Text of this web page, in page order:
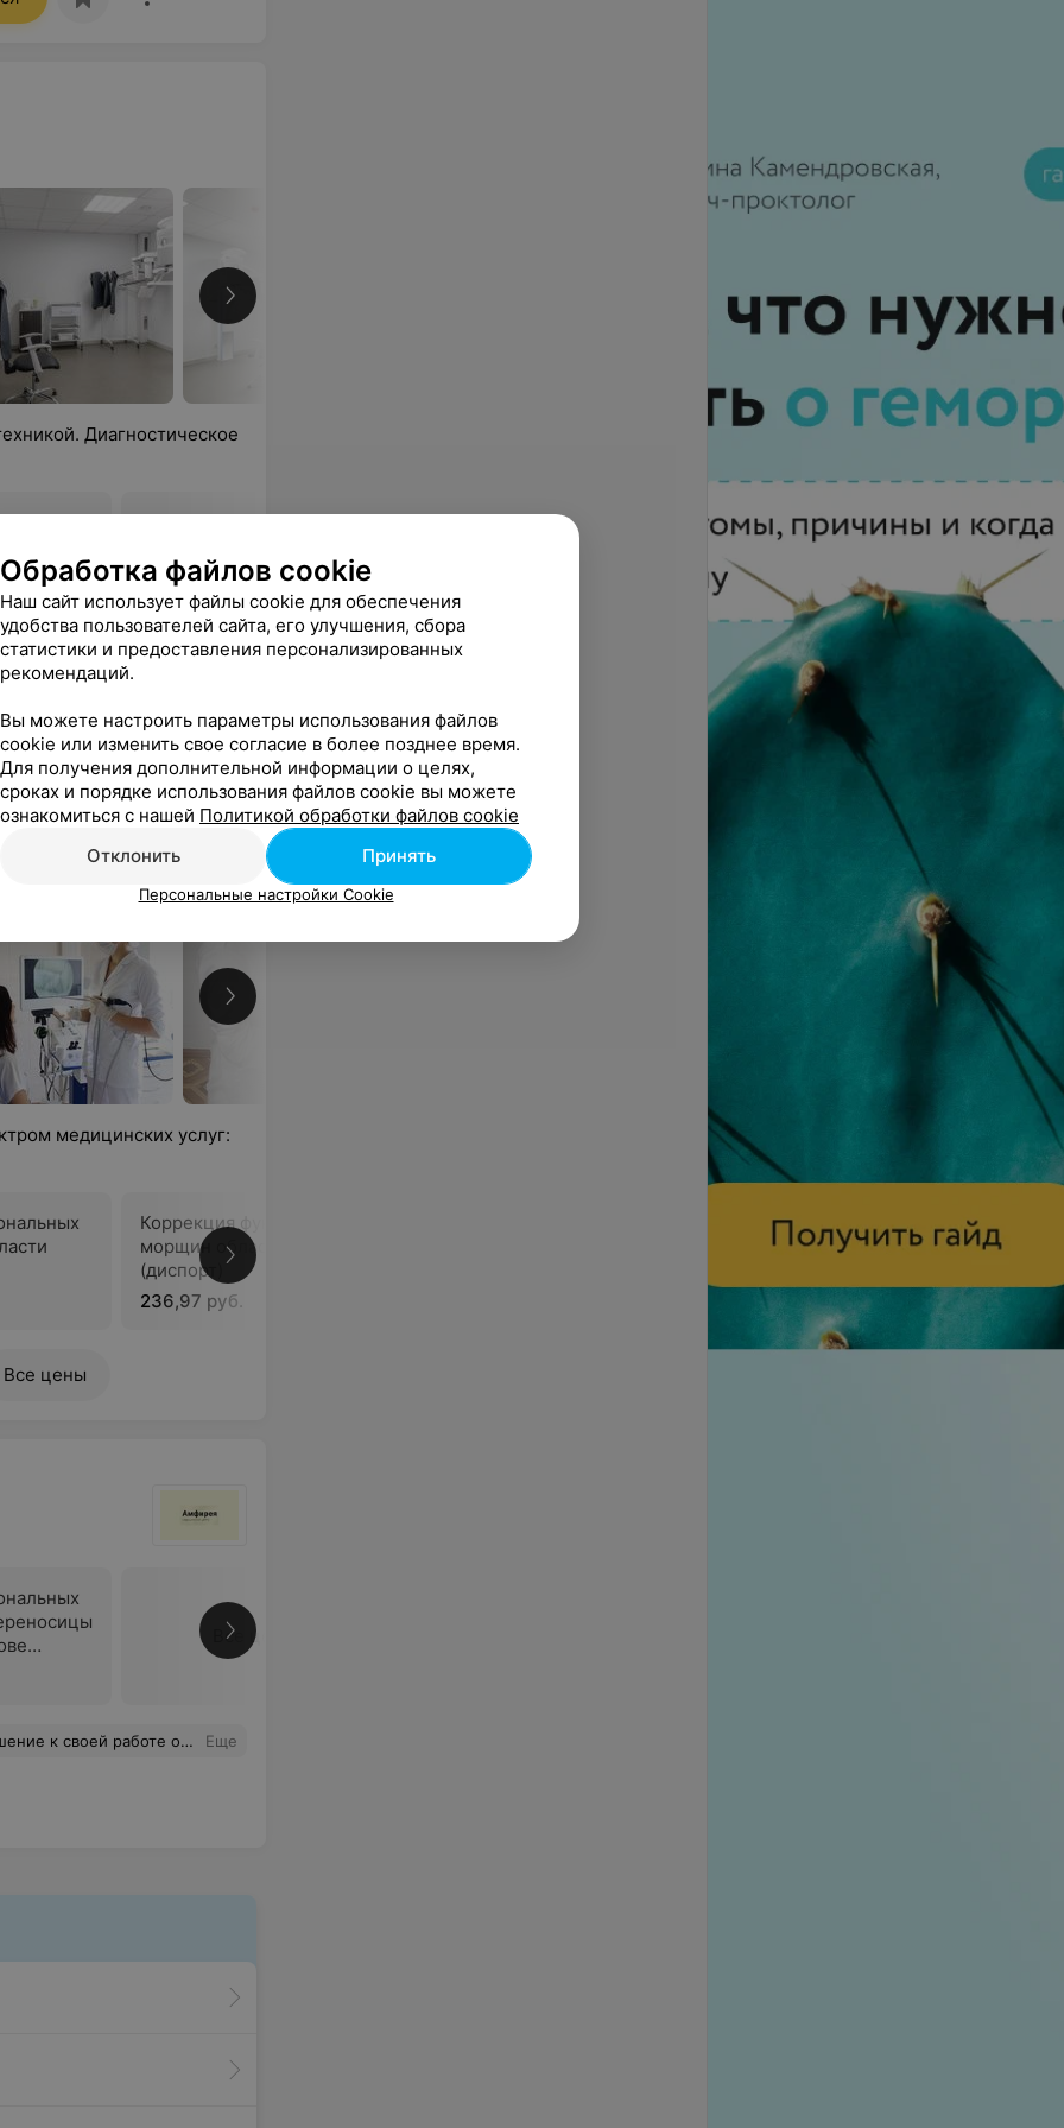
Подробнее
Диагностическое
на
Все цены
и внимательнее отношение.
Подробнее
медицинских услуг:
Коррекция функциональных
морщин области переносицы
(диспорт)
236,97 руб.
Коррекция функциональных
морщин периорбитальных
236,97 руб.
Все цены
Все цены
отношение хочу поблагодарить персонал центра! Еще
Обработка файлов cookie
Наш сайт использует файлы cookie для обеспечения
удобства пользователей сайта, его улучшения, сбора
статистики и предоставления персонализированных
рекомендаций.
Вы можете настроить параметры использования файлов
cookie или изменить свое согласие в более позднее время.
Для получения дополнительной информации о целях,
сроках и порядке использования файлов cookie вы можете
ознакомиться с нашей Политикой обработки файлов cookie
Отклонить
Принять
Персональные настройки Cookie